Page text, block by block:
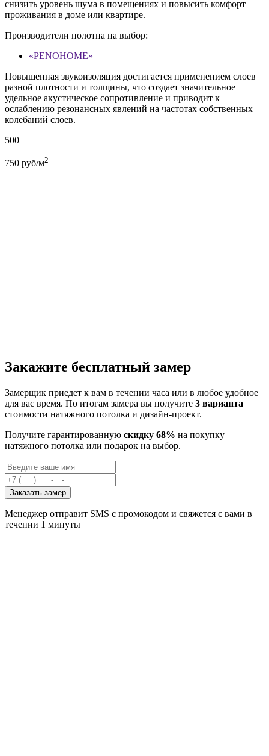
снизить уровень шума в помещениях и повысить комфорт
проживания в доме или квартире.
Производители полотна на выбор:
«PENOHOME»
Повышенная звукоизоляция достигается применением слоев
разной плотности и толщины, что создает значительное
удельное акустическое сопротивление и приводит к
ослаблению резонансных явлений на частотах собственных
колебаний слоев.
500
750 руб/м2
Закажите бесплатный замер
Замерщик приедет к вам в течении часа или в любое удобное
для вас время. По итогам замера вы получите 3 варианта
стоимости натяжного потолка и дизайн-проект.
Получите гарантированную скидку 68% на покупку
натяжного потолка или подарок на выбор.
Заказать замер
Менеджер отправит SMS с промокодом и свяжется с вами в
течении 1 минуты